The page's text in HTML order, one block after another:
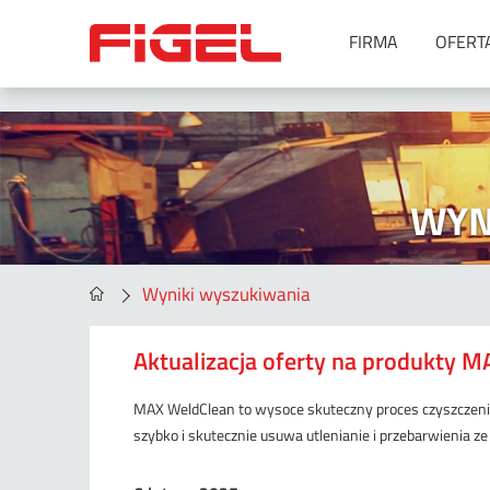
FIRMA
Urządzenia do spawania
Metoda MIG/MAG
Metoda MMA
Metoda SAW
Metoda TIG
Metoda TIG oraz MIG/MAG –
spawanie orbitalne
Spawanie laserowe
Agregaty spawalnicze
Wyniki wyszukiwania
Aktualizacja oferty na produkty
MAX WeldClean to wysoce skuteczny proces
szybko i skutecznie usuwa utlenianie i przebarwienia ze